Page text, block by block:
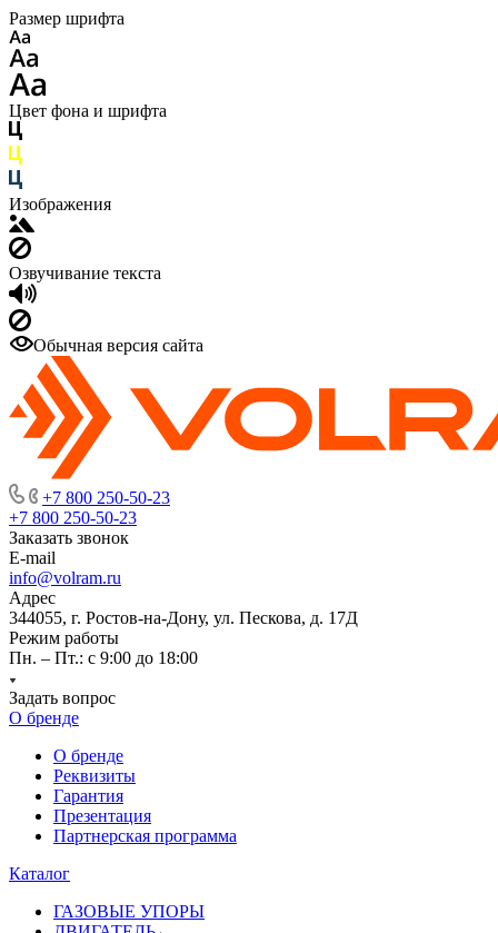
Размер шрифта
Цвет фона и шрифта
Изображения
Озвучивание текста
Обычная версия сайта
+7 800 250-50-23
+7 800 250-50-23
Заказать звонок
E-mail
info@volram.ru
Адрес
344055, г. Ростов-на-Дону, ул. Пескова, д. 17Д
Режим работы
Пн. – Пт.: с 9:00 до 18:00
Задать вопрос
О бренде
О бренде
Реквизиты
Гарантия
Презентация
Партнерская программа
Каталог
ГАЗОВЫЕ УПОРЫ